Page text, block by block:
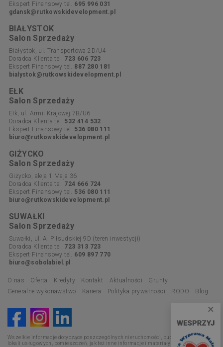
×
Ekspert Finansowy tel. 695 996 031
gdansk@rutkowskidevelopment.pl
BIAŁYSTOK
Salon Sprzedaży
Białystok, ul. Transportowa 2D/U4
Doradca Klienta tel. 723 606 723
Ekspert Finansowy tel. 887 280 181
bialystok@rutkowskidevelopment.pl
EŁK
Salon Sprzedaży
Ełk, ul. Armii Krajowej 7B/U6
Doradca Klienta tel. 532 414 532
Ekspert Finansowy tel. 536 080 111
biuro@rutkowskidevelopment.pl
GIŻYCKO
Salon Sprzedaży
Giżycko, aleja 1 Maja 36
Doradca Klienta tel. 724 666 724
Ekspert Finansowy tel. 536 080 111
biuro@rutkowskidevelopment.pl
SUWAŁKI
Salon Sprzedaży
Suwałki, ul. A. Piłsudskiej 9D (teren inwestycji)
Doradca Klienta tel. 723 313 723
Ekspert Finansowy tel. 609 897 770
biuro@sobolabiel.pl
O nas Oferta Kredyty Kontakt Aktualności
Grunty
Generalne wykonawstwo
Kariera Polityka prywatności RODO Blog
Wszelkie informacje dotyczące poszczególnych nieruchomości, budynków, mieszkań,
lokali usługowych, pomieszczeń, jak też inne informacje i materiały promocyjne